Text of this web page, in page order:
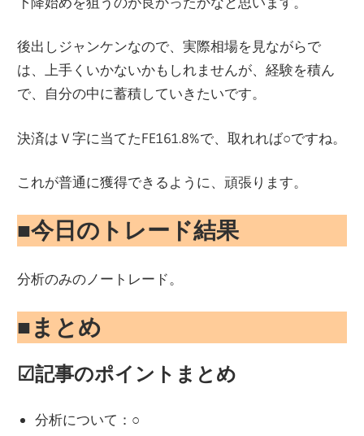
後出しジャンケンなので、実際相場を見ながらで
は、上手くいかないかもしれませんが、経験を積ん
で、自分の中に蓄積していきたいです。
決済はＶ字に当てたFE161.8%で、取れれば○ですね。
これが普通に獲得できるように、頑張ります。
■今日のトレード結果
分析のみのノートレード。
■まとめ
☑︎記事のポイントまとめ
分析について：○